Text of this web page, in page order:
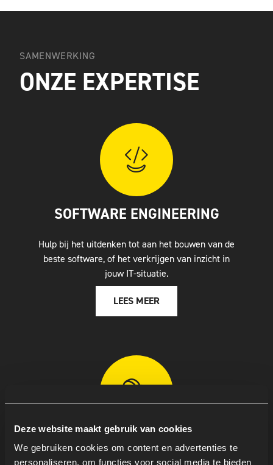
Deze website maakt gebruik van cookies
We gebruiken cookies om content en advertenties te
personaliseren, om functies voor social media te bieden
SAMENWERKING
ONZE EXPERTISE
SOFTWARE ENGINEERING
Hulp bij het uitdenken tot aan het bouwen van de
beste software, of het verkrijgen van inzicht in
jouw IT-situatie.
LEES MEER
CLOUD ENGINEERING